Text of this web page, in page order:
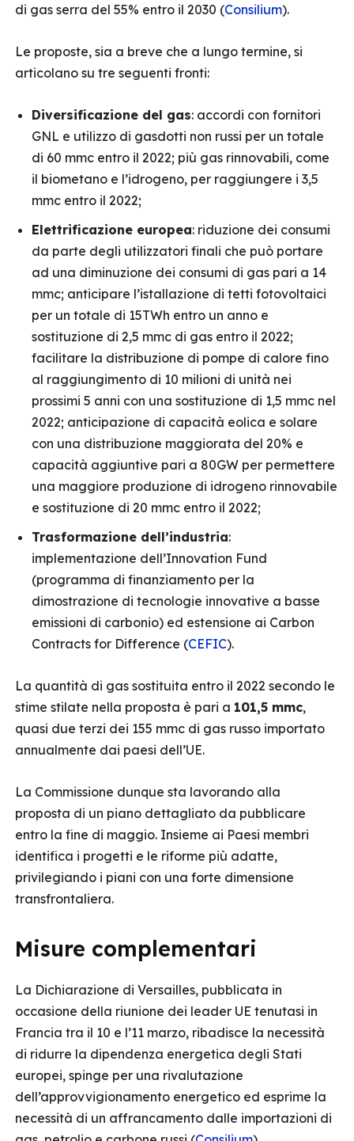
di gas serra del 55% entro il 2030 (Consilium).
Le proposte, sia a breve che a lungo termine, si
articolano su tre seguenti fronti:
Diversificazione del gas: accordi con fornitori
GNL e utilizzo di gasdotti non russi per un totale
di 60 mmc entro il 2022; più gas rinnovabili, come
il biometano e l’idrogeno, per raggiungere i 3,5
mmc entro il 2022;
Elettrificazione europea: riduzione dei consumi
da parte degli utilizzatori finali che può portare
ad una diminuzione dei consumi di gas pari a 14
mmc; anticipare l’istallazione di tetti fotovoltaici
per un totale di 15TWh entro un anno e
sostituzione di 2,5 mmc di gas entro il 2022;
facilitare la distribuzione di pompe di calore fino
al raggiungimento di 10 milioni di unità nei
prossimi 5 anni con una sostituzione di 1,5 mmc nel
2022; anticipazione di capacità eolica e solare
con una distribuzione maggiorata del 20% e
capacità aggiuntive pari a 80GW per permettere
una maggiore produzione di idrogeno rinnovabile
e sostituzione di 20 mmc entro il 2022;
Trasformazione dell’industria:
implementazione dell’Innovation Fund
(programma di finanziamento per la
dimostrazione di tecnologie innovative a basse
emissioni di carbonio) ed estensione ai Carbon
Contracts for Difference (CEFIC).
La quantità di gas sostituita entro il 2022 secondo le
stime stilate nella proposta è pari a 101,5 mmc,
quasi due terzi dei 155 mmc di gas russo importato
annualmente dai paesi dell’UE.
La Commissione dunque sta lavorando alla
proposta di un piano dettagliato da pubblicare
entro la fine di maggio. Insieme ai Paesi membri
identifica i progetti e le riforme più adatte,
privilegiando i piani con una forte dimensione
transfrontaliera.
Misure complementari
La Dichiarazione di Versailles, pubblicata in
occasione della riunione dei leader UE tenutasi in
Francia tra il 10 e l’11 marzo, ribadisce la necessità
di ridurre la dipendenza energetica degli Stati
europei, spinge per una rivalutazione
dell’approvvigionamento energetico ed esprime la
necessità di un affrancamento dalle importazioni di